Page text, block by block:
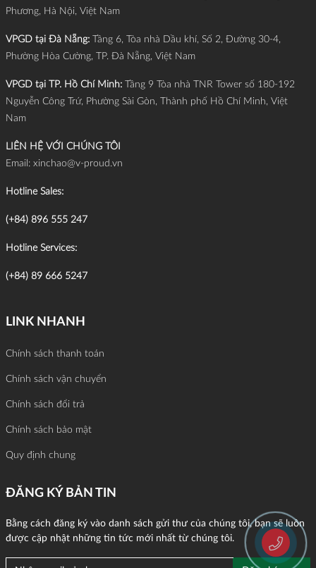
Phương, Hà Nội, Việt Nam
VPGD tại Đà Nẵng: Tầng 6, Tòa nhà Dầu khí, Số 2, Đường 30-4,
Phường Hòa Cường, TP. Đà Nẵng, Việt Nam
VPGD tại TP. Hồ Chí Minh:
Tầng 9 Tòa nhà TNR Tower số 180-192
Nguyễn Công Trứ, Phường Sài Gòn, Thành phố Hồ Chí Minh, Việt
Nam
LIÊN HỆ VỚI CHÚNG TÔI
Email: xinchao@v-proud.vn
Hotline Sales:
(+84) 896 555 247
Hotline Services:
(+84) 89 666 5247
LINK NHANH
Chính sách thanh toán
Chính sách vận chuyển
Chính sách đổi trả
Chính sách bảo mật
Quy định chung
ĐĂNG KÝ BẢN TIN
Bằng cách đăng ký vào danh sách gửi thư của chúng tôi, bạn sẽ luôn
được cập nhật những tin tức mới nhất từ chúng tôi.